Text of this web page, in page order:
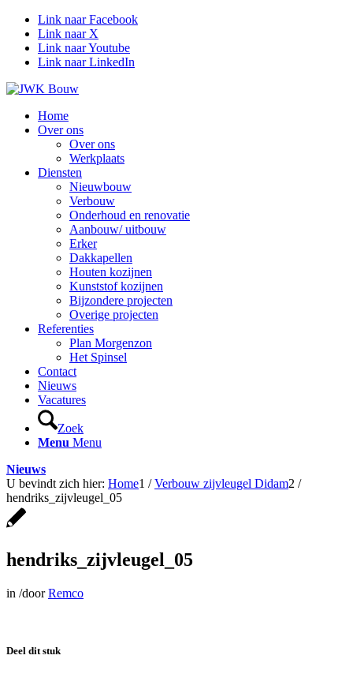
Link naar Facebook
Link naar X
Link naar Youtube
Link naar LinkedIn
Home
Over ons
Over ons
Werkplaats
Diensten
Nieuwbouw
Verbouw
Onderhoud en renovatie
Aanbouw/ uitbouw
Erker
Dakkapellen
Houten kozijnen
Kunststof kozijnen
Bijzondere projecten
Overige projecten
Referenties
Plan Morgenzon
Het Spinsel
Contact
Nieuws
Vacatures
Zoek
Menu Menu
Nieuws
U bevindt zich hier: Home1 / Verbouw zijvleugel Didam2 /
hendriks_zijvleugel_05
hendriks_zijvleugel_05
in /doorRemco
Deel dit stuk